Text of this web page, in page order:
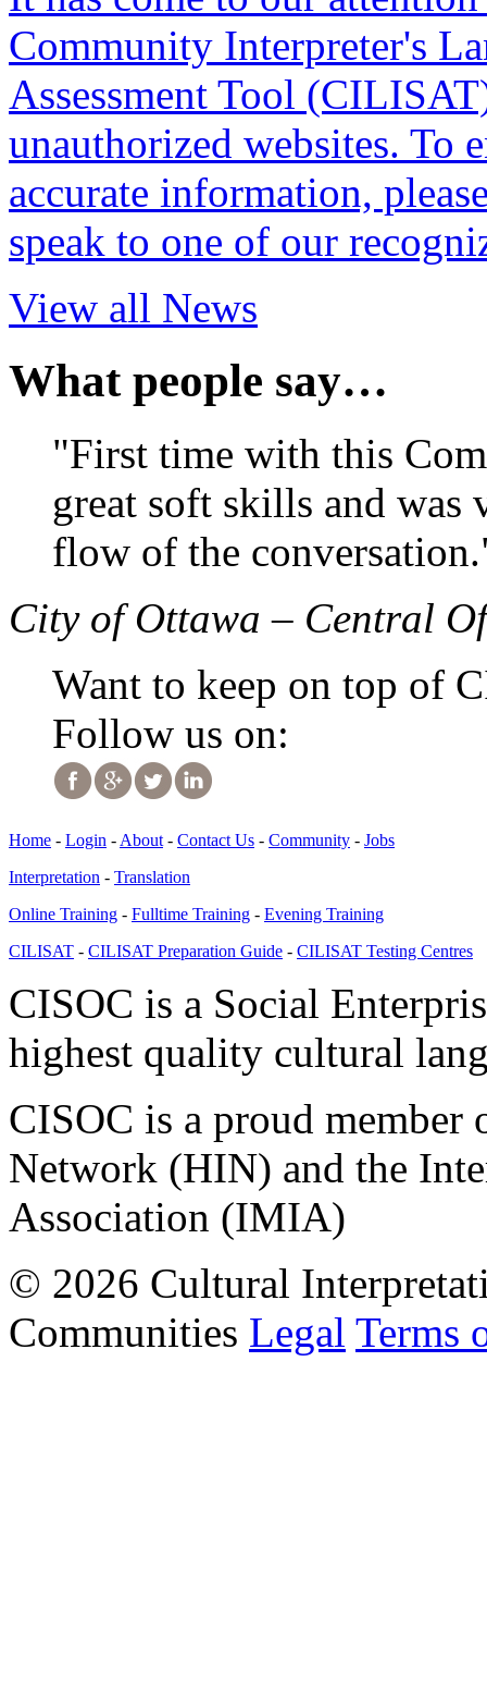
Community Interpreter's
Assessment Tool
unauthorized websites. To
accurate information,
speak to one of our
View all News
What people say…
"First time with this
great soft skills and
flow of the
City of Ottawa – Central
Want to keep on top of
Follow us on:
Home - Login - About - Contact Us - Community - Jobs
Interpretation - Translation
Online Training - Fulltime Training - Evening Training
CILISAT - CILISAT Preparation Guide - CILISAT Testing Centres
CISOC is a Social
highest quality cultural
CISOC is a proud member
Network (HIN) and the
Association (IMIA)
© 2026 Cultural
Communities Legal Terms